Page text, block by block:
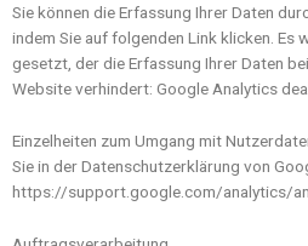
Sie können die Erfassung Ihrer Daten
indem Sie auf folgenden Link klicken. Es
gesetzt, der die Erfassung Ihrer Daten
Website verhindert: Google Analytics
Einzelheiten zum Umgang mit
Sie in der Datenschutzerklärung von
https://support.google.com/analytics/